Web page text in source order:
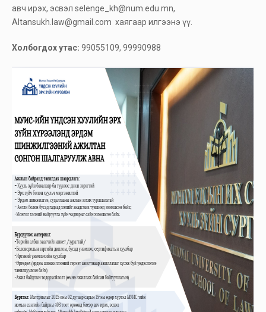
авч ирэх, эсвэл selenge_kh@num.edu.mn,
Altansukh.law@gmail.com хаягаар илгээнэ үү.
Холбогдох утас: 99055109, 99990988